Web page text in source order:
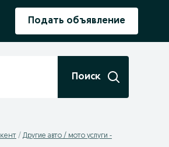
Подать объявление
Поиск
Другие авто / мото услуги -